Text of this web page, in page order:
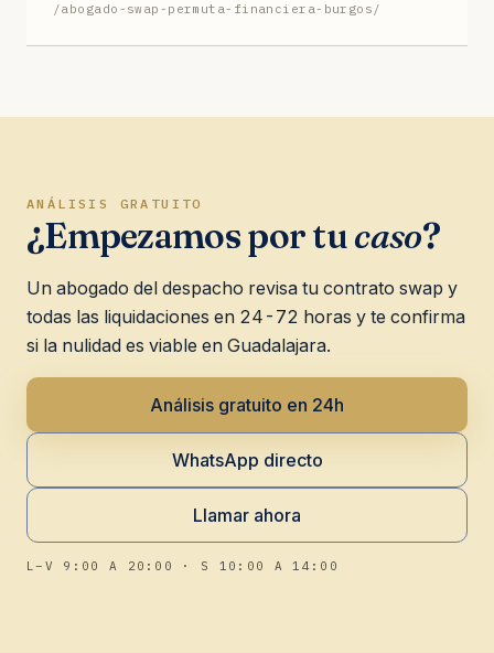
/abogado-swap-permuta-financiera-burgos/
ANÁLISIS GRATUITO
¿Empezamos por tucaso?
Un abogado del despacho revisa tu contrato swap y
todas las liquidaciones en 24-72 horas y te confirma
si la nulidad es viable en Guadalajara.
Análisis gratuito en 24h
WhatsApp directo
Llamar ahora
L–V 9:00 A 20:00 · S 10:00 A 14:00